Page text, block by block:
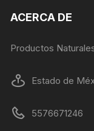
ACERCA DE
Productos
Estado de
5576671246